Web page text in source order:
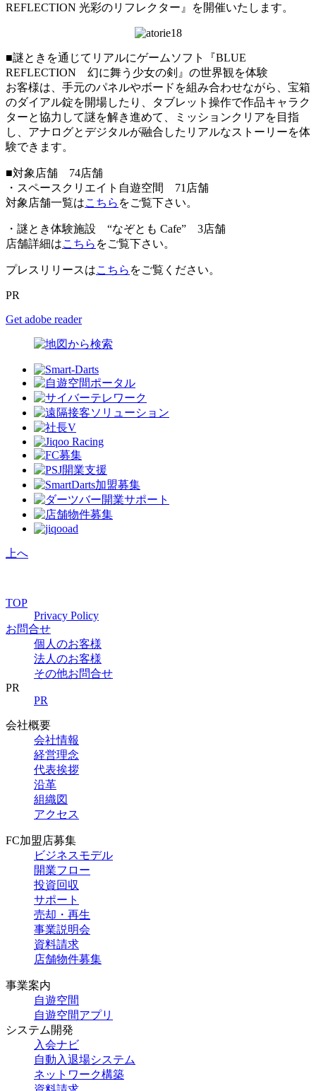
REFLECTION 光彩のリフレクター』を開催いたします。
■謎ときを通じてリアルにゲームソフト『BLUE
REFLECTION 幻に舞う少女の剣』の世界観を体験
お客様は、手元のパネルやボードを組み合わせながら、宝箱
のダイアル錠を開場したり、タブレット操作で作品キャラク
ターと協力して謎を解き進めて、ミッションクリアを目指
し、アナログとデジタルが融合したリアルなストーリーを体
験できます。
■対象店舗 74店舗
・スペースクリエイト自遊空間 71店舗
対象店舗一覧はこちら をご覧下さい。
・謎とき体験施設 “なぞとも Cafe” 3店舗
店舗詳細はこちら をご覧下さい。
プレスリリースはこちら をご覧ください。
PR
Get adobe reader
上へ
TOP
Privacy Policy
お問合せ
個人のお客様
法人のお客様
その他お問合せ
PR
PR
会社概要
会社情報
経営理念
代表挨拶
沿革
組織図
アクセス
FC加盟店募集
ビジネスモデル
開業フロー
投資回収
サポート
売却・再生
事業説明会
資料請求
店舗物件募集
事業案内
自遊空間
自遊空間アプリ
システム開発
入会ナビ
自動入退場システム
ネットワーク構築